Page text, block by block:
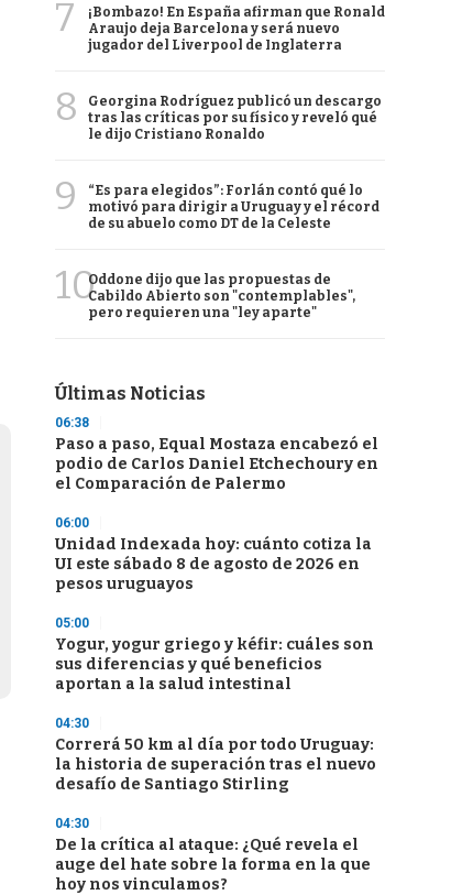
7
¡Bombazo! En España afirman que Ronald
Araujo deja Barcelona y será nuevo
jugador del Liverpool de Inglaterra
8
Georgina Rodríguez publicó un descargo
tras las críticas por su físico y reveló qué
le dijo Cristiano Ronaldo
9
“Es para elegidos”: Forlán contó qué lo
motivó para dirigir a Uruguay y el récord
de su abuelo como DT de la Celeste
10Oddone dijo que las propuestas de
Cabildo Abierto son "contemplables",
pero requieren una "ley aparte"
Últimas Noticias
06:38
Paso a paso, Equal Mostaza encabezó el
podio de Carlos Daniel Etchechoury en
el Comparación de Palermo
06:00
Unidad Indexada hoy: cuánto cotiza la
UI este sábado 8 de agosto de 2026 en
pesos uruguayos
05:00
Yogur, yogur griego y kéfir: cuáles son
sus diferencias y qué beneficios
aportan a la salud intestinal
04:30
Correrá 50 km al día por todo Uruguay:
la historia de superación tras el nuevo
desafío de Santiago Stirling
04:30
De la crítica al ataque: ¿Qué revela el
auge del hate sobre la forma en la que
hoy nos vinculamos?